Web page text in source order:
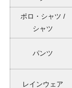
ポロ・シャツ /
シャツ
パンツ
レインウェア